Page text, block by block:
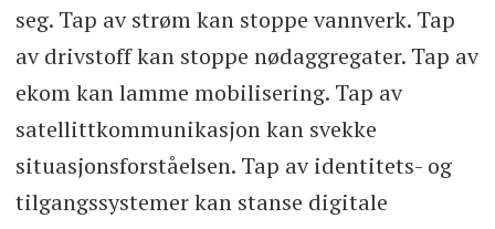
seg. Tap av strøm kan stoppe vannverk. Tap
av drivstoff kan stoppe nødaggregater. Tap av
ekom kan lamme mobilisering. Tap av
satellittkommunikasjon kan svekke
situasjonsforståelsen. Tap av identitets- og
tilgangssystemer kan stanse digitale